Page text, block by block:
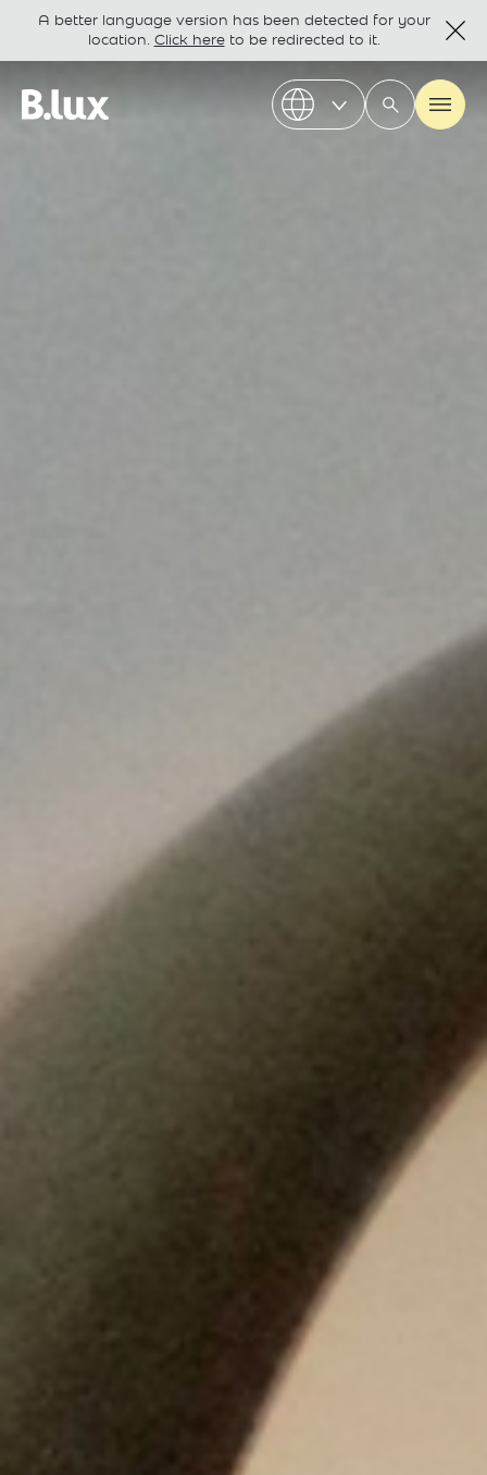
A better language version has been detected for your
location. Click hereto be redirected to it.